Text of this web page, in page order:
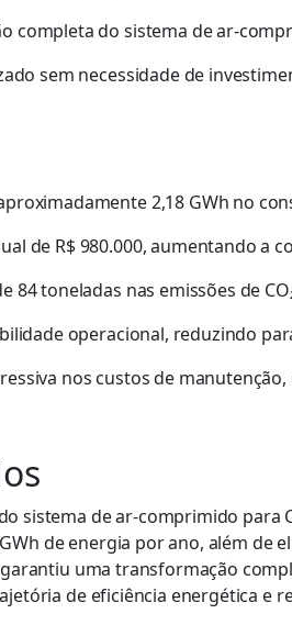
completa do sistema de ar-
sem necessidade de
2,18 GWh no
de R$ 980.000, aumentando a
84 toneladas nas emissões de
operacional, reduzindo
nos custos de
sistema de ar-comprimido para
de energia por ano, além de
garantiu uma transformação
de eficiência energética e